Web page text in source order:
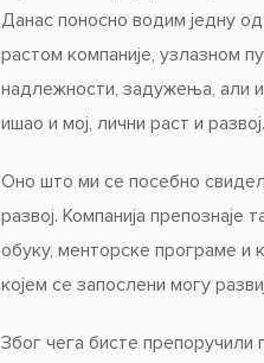
Данас поносно водим једну од
растом компаније, узлазном
надлежности, задужења, али
ишао и мој, лични раст и развој.
Оно што ми се посебно
развој. Компанија препознаје
обуку, менторске програме
којем се запослени могу
Због чега бисте препоручили